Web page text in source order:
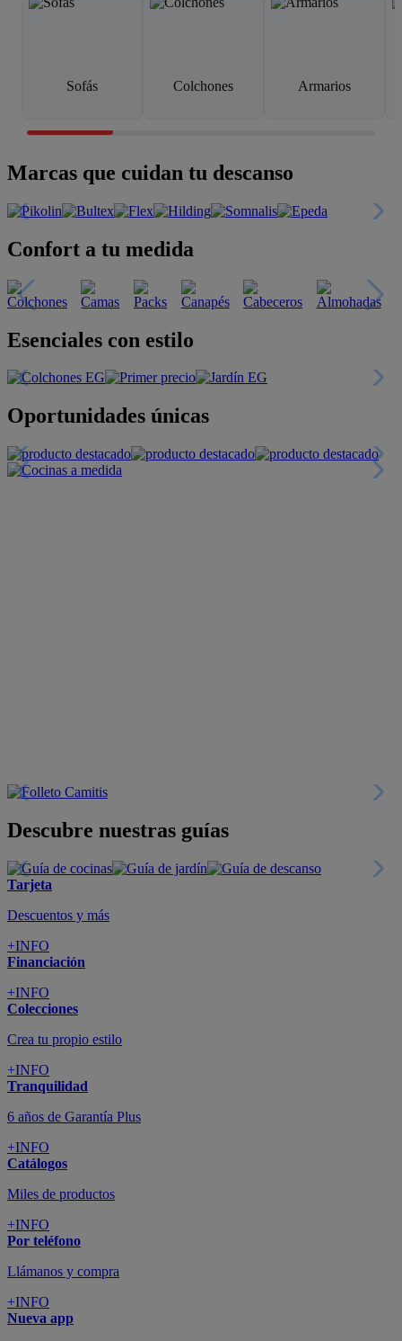
Sofás Colchones Armarios
Marcas que cuidan tu descanso
Confort a tu medida
Esenciales con estilo
Oportunidades únicas
Descubre nuestras guías
Tarjeta
Descuentos y más
+INFO
Financiación
+INFO
Colecciones
Crea tu propio estilo
+INFO
Tranquilidad
6 años de Garantía Plus
+INFO
Catálogos
Miles de productos
+INFO
Por teléfono
Llámanos y compra
+INFO
Nueva app